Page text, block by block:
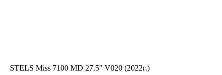
STELS Miss 7100 MD 27.5" V020 (2022г.)